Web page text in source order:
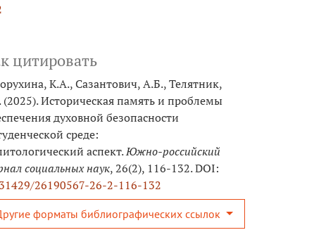
цитировать
К.А., Сазантович, А.Б., Телятник,
(2025). Историческая память и проблемы
духовной безопасности
среде:
аспект.Южно-российский
социальных наук, 26(2), 116-132. DOI:
26190567-26-2-116-132
форматы библиографических ссылок